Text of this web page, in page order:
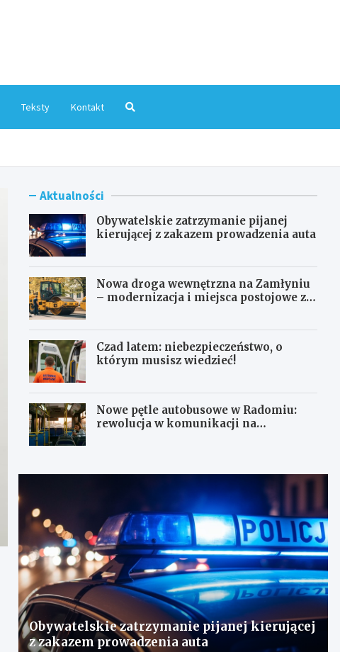
Teksty Kontakt
Aktualności
Obywatelskie zatrzymanie pijanej
kierującej z zakazem prowadzenia auta
Nowa droga wewnętrzna na Zamłyniu
– modernizacja i miejsca postojowe za
Czad latem: niebezpieczeństwo, o
którym musisz wiedzieć!
Nowe pętle autobusowe w Radomiu:
rewolucja w komunikacji na
Obywatelskie zatrzymanie pijanej kierującej
z zakazem prowadzenia auta